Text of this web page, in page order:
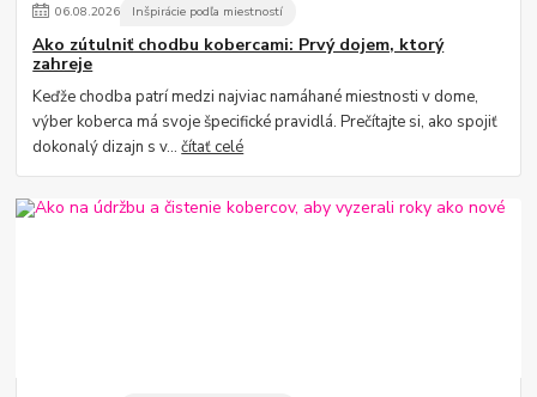
06.08.2026 Inšpirácie podľa miestností
Ako zútulniť chodbu kobercami: Prvý dojem, ktorý
zahreje
Keďže chodba patrí medzi najviac namáhané miestnosti v dome,
výber koberca má svoje špecifické pravidlá. Prečítajte si, ako spojiť
dokonalý dizajn s v...čítať celé